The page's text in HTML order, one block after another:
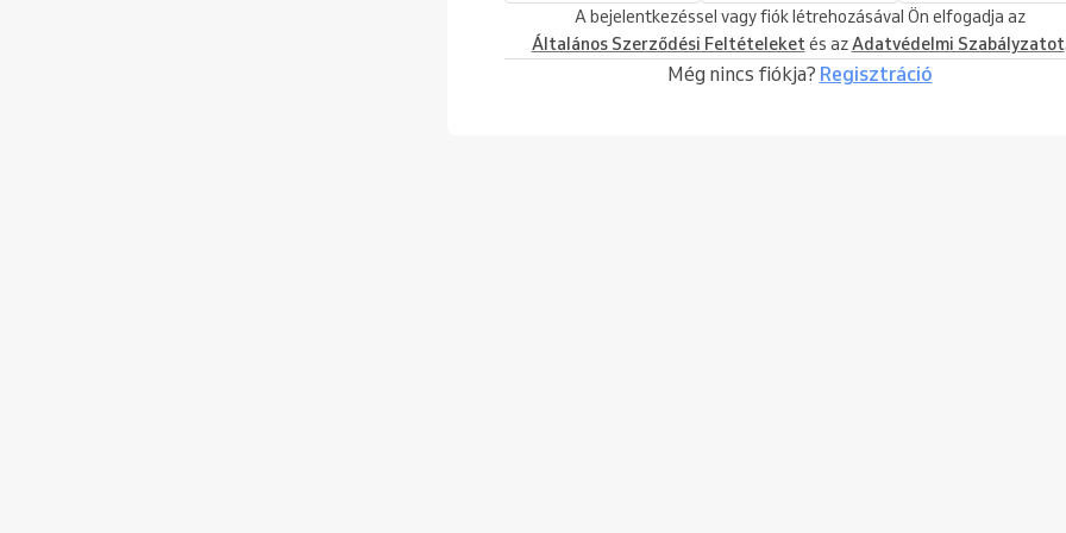
A bejelentkezéssel vagy fiók létrehozásával Ön elfogadja az
Általános Szerződési Feltételeketés azAdatvédelmi Szabályzatot
Még nincs fiókja? Regisztráció